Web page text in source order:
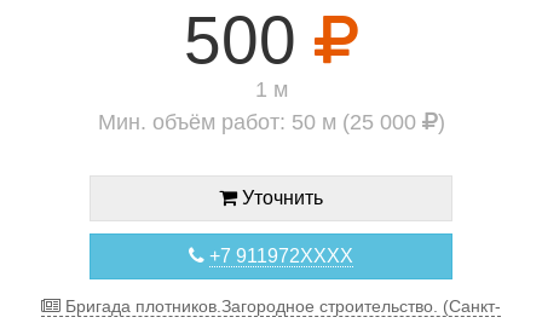
500
1 м
Мин. объём работ: 50 м (25 000
)
Уточнить
+7 911972XXXX
Бригада плотников.Загородное строительство. (Санкт-